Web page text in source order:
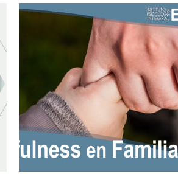
YOGA. Movimiento y quietud
conscientes